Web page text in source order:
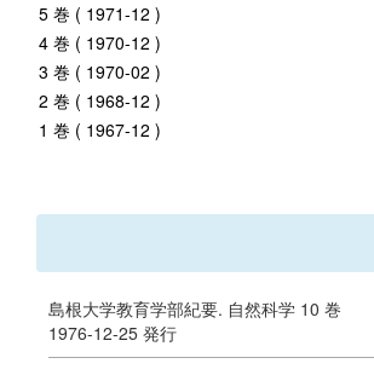
5 巻 ( 1971-12 )
4 巻 ( 1970-12 )
3 巻 ( 1970-02 )
2 巻 ( 1968-12 )
1 巻 ( 1967-12 )
島根大学教育学部紀要. 自然科学 10 巻
1976-12-25 発行